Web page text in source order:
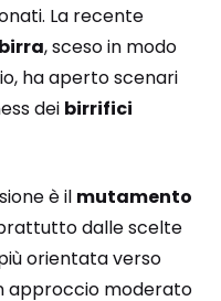
La recente
, sceso in modo
ha aperto scenari
dei birrifici
è il mutamento
dalle scelte
orientata verso
approccio moderato